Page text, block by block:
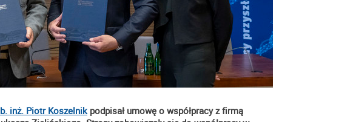
inż. Piotr Koszelnikpodpisał umowę o współpracy z firmą